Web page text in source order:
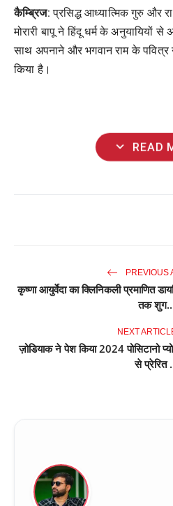
कैम्ब्रिज: प्रसिद्ध आध्यात्मिक गुरु और
मोरारी बापू ने हिंदू धर्म के अनुयायियों
साथ अपनाने और भगवान राम के
किया है।
expand_more READ
PREVIOUS
कृष्णा आयुर्वेदा का क्लिनिकली प्रमाणित
तक
NEXT
ज़ोडियाक ने पेश किया 2024 पोसिटानो
से प्रेरित